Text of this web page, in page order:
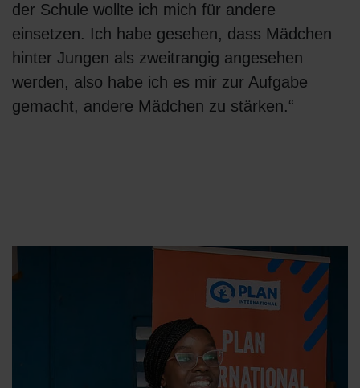
der Schule wollte ich mich für andere
einsetzen. Ich habe gesehen, dass Mädchen
hinter Jungen als zweitrangig angesehen
werden, also habe ich es mir zur Aufgabe
gemacht, andere Mädchen zu stärken.“